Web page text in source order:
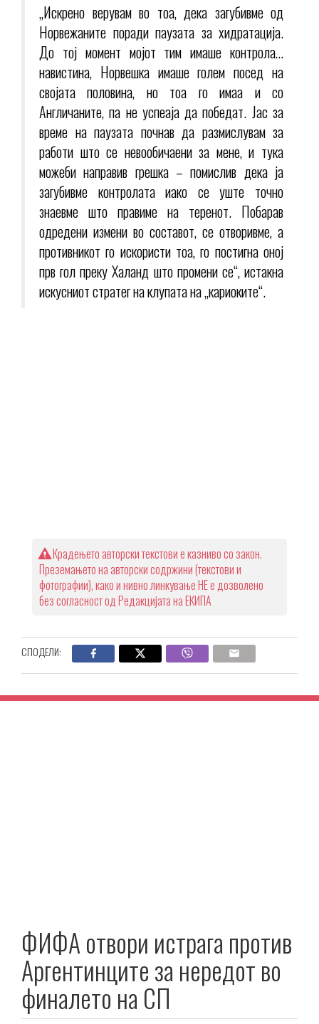
„Искрено верувам во тоа, дека загубивме од
Норвежаните поради паузата за хидратација.
До тој момент мојот тим имаше контрола…
навистина, Норвешка имаше голем посед на
својата половина, но тоа го имаа и со
Англичаните, па не успеаја да победат. Јас за
време на паузата почнав да размислувам за
работи што се невообичаени за мене, и тука
можеби направив грешка – помислив дека ја
загубивме контролата иако се уште точно
знаевме што правиме на теренот. Побарав
одредени измени во составот, се отворивме, а
противникот го искористи тоа, го постигна оној
прв гол преку Халанд што промени се“, истакна
искусниот стратег на клупата на „кариоките“.
Крадењето авторски текстови е казниво со закон.
Преземањето на авторски содржини (текстови и
фотографии), како и нивно линкување НЕ е дозволено
без согласност од Редакцијата на ЕКИПА
СПОДЕЛИ:
ФИФА отвори истрага против
Аргентинците за нередот во
финалето на СП